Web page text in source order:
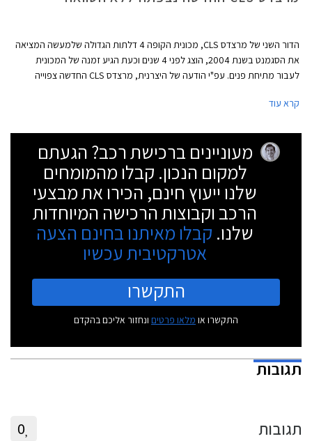
הדור השני של מרצדס CLS, מכונית הקופה 4 דלתות הגדולה שלמעשה המציאה
את הסגמנט בשנת 2004, הוצג לפני 4 שנים וכעת הגיע זמנה של המכונית
לעבור מתיחת פנים. עפ"י הודעה של היצרנית, מרצדס CLS החדשה צפוייה
חשיפה מוקדמת יותר שעשויה להתקיים כבר בחודש הקרוב בפסטיבל המהירות
קרא עוד
מעוניינים ברכישת רכב? הגעתם
למקום הנכון. קבלו מהמומחים
שלנו ייעוץ חינם, הכירו את מבצעי
הרכב וקבוצות הרכישה המיוחדות
שלנו. קבלו מאיתנו בחינם הצעה
אטרקטיבית עכשיו
התקשרו
התקשרו או מלאו פרטים ונחזור אליכם בהקדם
תגובות
תגובות 0